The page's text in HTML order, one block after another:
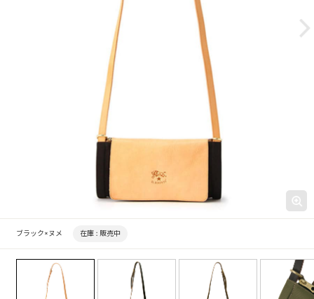
ブラック×ヌメ 在庫 : 販売中